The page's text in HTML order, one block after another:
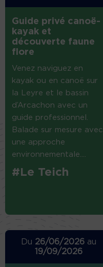
Guide privé canoë-
kayak et
découverte faune
flore
Venez naviguez en
kayak ou en canoë sur
la Leyre et le bassin
d’Arcachon avec un
guide professionnel.
Balade sur mesure avec
une approche
environnementale....
#Le Teich
Du 26/06/2026 au
19/09/2026